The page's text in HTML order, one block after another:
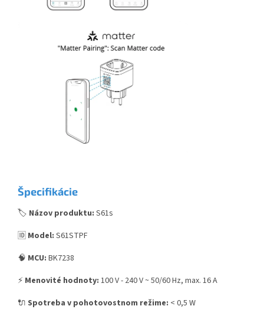
Špecifikácie
🏷️ Názov produktu: S61s
🆔 Model: S61STPF
🧠 MCU: BK7238
⚡ Menovité hodnoty: 100 V - 240 V ~ 50/60 Hz, max. 16 A
🔌 Spotreba v pohotovostnom režime: < 0,5 W